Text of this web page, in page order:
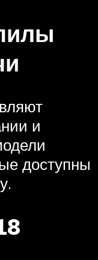
и
доступны